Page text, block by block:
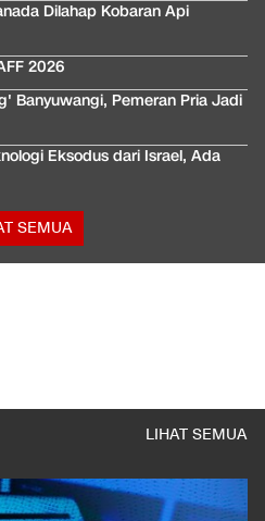
Dilahap Kobaran Api
2026
Banyuwangi, Pemeran Pria Jadi
Eksodus dari Israel, Ada
SEMUA
LIHAT SEMUA